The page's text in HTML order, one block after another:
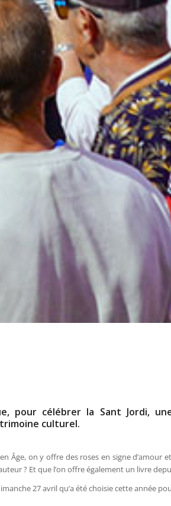
pour célébrer la Sant Jordi,
culturel.
Âge, on y offre des roses en signe d’amour
? Et que l’on offre également un livre
27 avril qu’a été choisie cette année